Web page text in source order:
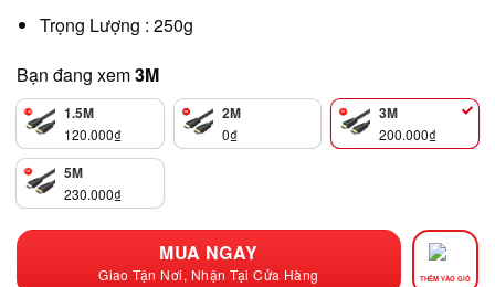
Trọng Lượng : 250g
Bạn đang xem3M
1.5M
120.000₫
2M
0₫
3M
200.000₫
5M
230.000₫
MUA NGAY
Giao Tận Nơi, Nhận Tại Cửa Hàng THÊM VÀO GIỎ